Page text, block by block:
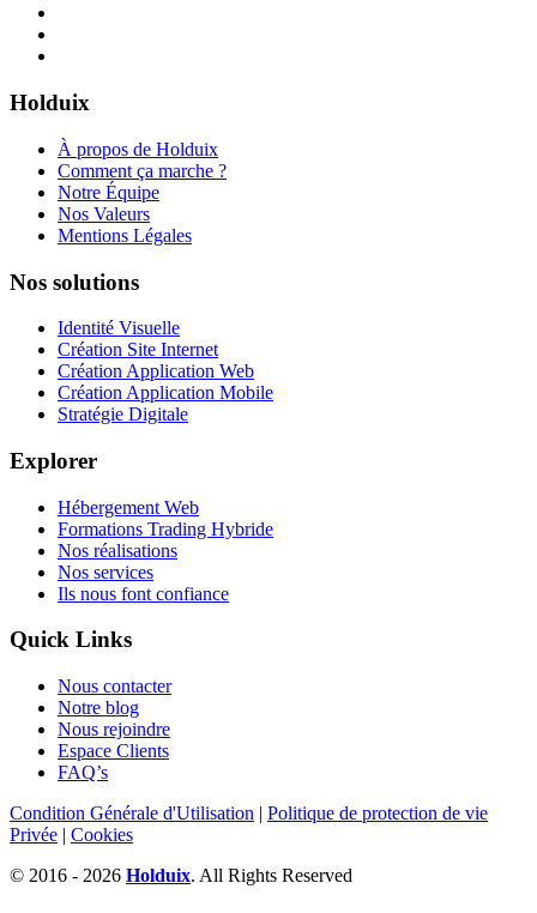
Holduix
À propos de Holduix
Comment ça marche ?
Notre Équipe
Nos Valeurs
Mentions Légales
Nos solutions
Identité Visuelle
Création Site Internet
Création Application Web
Création Application Mobile
Stratégie Digitale
Explorer
Hébergement Web
Formations Trading Hybride
Nos réalisations
Nos services
Ils nous font confiance
Quick Links
Nous contacter
Notre blog
Nous rejoindre
Espace Clients
FAQ’s
Condition Générale d'Utilisation | Politique de protection de vie
Privée | Cookies
© 2016 - 2026 Holduix. All Rights Reserved